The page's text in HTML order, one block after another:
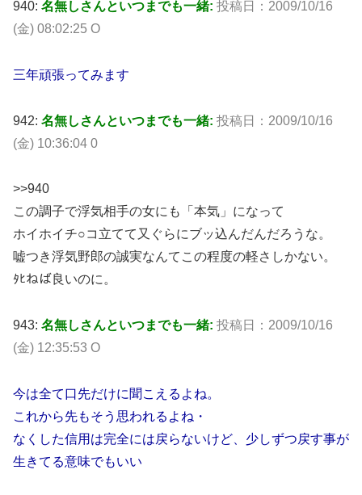
940: 名無しさんといつまでも一緒: 投稿日：2009/10/16
(金) 08:02:25 O
三年頑張ってみます
942: 名無しさんといつまでも一緒: 投稿日：2009/10/16
(金) 10:36:04 0
>>940
この調子で浮気相手の女にも「本気」になって
ホイホイチ○コ立てて又ぐらにブッ込んだんだろうな。
嘘つき浮気野郎の誠実なんてこの程度の軽さしかない。
ﾀﾋねば良いのに。
943: 名無しさんといつまでも一緒: 投稿日：2009/10/16
(金) 12:35:53 O
今は全て口先だけに聞こえるよね。
これから先もそう思われるよね・
なくした信用は完全には戻らないけど、少しずつ戻す事が
生きてる意味でもいい